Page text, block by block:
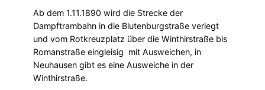
Ab dem 1.11.1890 wird die Strecke der
Dampftrambahn in die Blutenburgstraße verlegt
und vom Rotkreuzplatz über die Winthirstraße bis
Romanstraße eingleisig mit Ausweichen, in
Neuhausen gibt es eine Ausweiche in der
Winthirstraße.